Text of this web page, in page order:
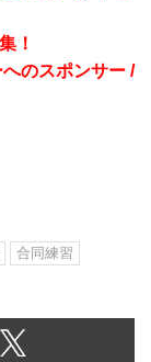
！
のスポンサー /
合同練習